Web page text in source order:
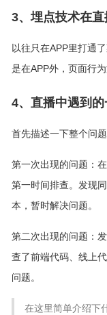
3、埋点技术在直
以往只在APP里打通
是在APP外，页面行
4、直播中遇到
首先描述一下整个问题
第一次出现的问题：
第一时间排查。发现
本，暂时解决问题。
第二次出现的问题：
查了前端代码、线上
问题。
在这里简单介绍下